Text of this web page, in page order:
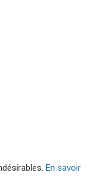
En savoir